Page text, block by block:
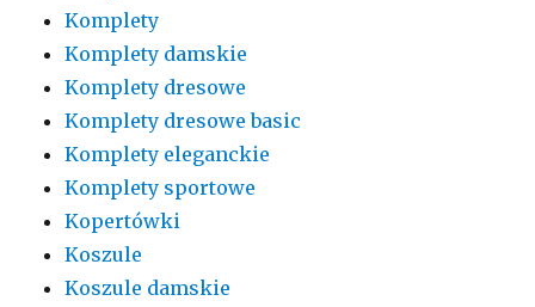
Komplety
Komplety damskie
Komplety dresowe
Komplety dresowe basic
Komplety eleganckie
Komplety sportowe
Kopertówki
Koszule
Koszule damskie